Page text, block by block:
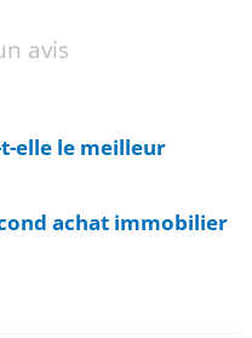
avis
elle le meilleur
achat immobilier